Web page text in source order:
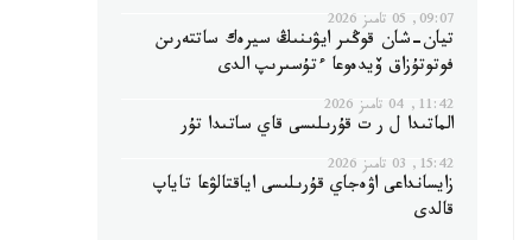
09:07, 05 تامىز 2026
تيان-شان قوڭىر ايۋىنىڭ سيرەك ساتتەرىن
فوتوتۇزاق ۆيدەوعا ءتۇسىرىپ الدى
11:42, 04 تامىز 2026
الماتىدا ل ر ت قۇرىلىسى قاي ساتىدا تۇر
15:42, 03 تامىز 2026
زايسانداعى اۋەجاي قۇرىلىسى اياقتالۋعا تاياپ
قالدى